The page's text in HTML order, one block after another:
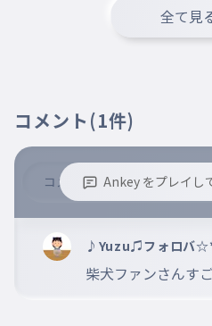
しんりがくをせんこうする
022 そんな恐い顔するな
そんなこわいかおするなって
023 キク
きく
024
マップ
まっぷ
全て見
コメント (1件)
Ankey をプレイし
※コメントするには、ログインが必要で
♪Yuzu♫フォロバ
≧▽≦)o *☆活休中
柴犬ファンさんす